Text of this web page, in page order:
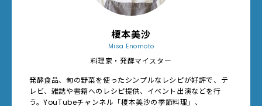
榎本美沙
Misa Enomoto
料理家・発酵マイスター
発酵食品、旬の野菜を使ったシンプルなレシピが好評で、テ
レビ、雑誌や書籍へのレシピ提供、イベント出演などを行
う。YouTubeチャンネル「榎本美沙の季節料理」、